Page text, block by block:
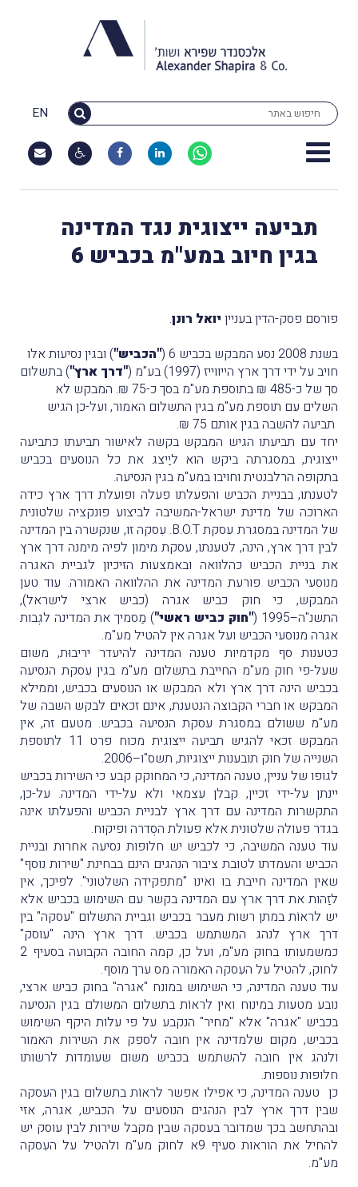
EN
תביעה ייצוגית נגד המדינה
בגין חיוב במע"מ בכביש 6
פורסם פסק-הדין בעניין יואל רונן.
בשנת 2008 נסע המבקש בכביש 6 (
"הכביש") ובגין נסיעות אלו
חויב על ידי דרך ארץ הייווייז (1997) בע"מ (
"דרך ארץ") בתשלום
סך של כ-485 ₪ בתוספת מע"מ בסך כ-75 ₪. המבקש לא
השלים עם תוספת מע"מ בגין התשלום האמור, ועל-כן הגיש
תביעה להשבה בגין אותם 75 ₪.
יחד עם תביעתו הגיש המבקש בקשה לאישור תביעתו כתביעה
ייצוגית, במסגרתה ביקש הוא ליַיצג את כל הנוסעים בכביש
בתקופה הרלבנטית וחויבו במע"מ בגין הנסיעה.
לטענתו, בבניית הכביש והפעלתו פעלה ופועלת דרך ארץ כידה
הארוכה של מדינת ישראל-המשיבה לביצוע פונקציה שלטונית
של המדינה במסגרת עסקתB.O.T. עִסקה זו, שנקשרה בין המדינה
לבין דרך ארץ, הינה, לטענתו, עסקת מימון לפיה מימנה דרך ארץ
את בניית הכביש כהלוואה ובאמצעות הזיכיון לגביית האגרה
מנוסעי הכביש פורעת המדינה את ההלוואה האמורה. עוד טען
המבקש, כי חוק כביש אגרה (כביש ארצי לישראל),
התשנ"ה–1995 (
"חוק כביש ראשי") מַסמיך את המדינה לגְבות
אגרה מנוסעי הכביש ועל אגרה אין להטיל מע"מ.
כטענות סף מקדמיות טענה המדינה להיעדר יריבוּת, משום
שעל-פי חוק מע"מ החייבת בתשלום מע"מ בגין עסקת הנסיעה
בכביש הינה דרך ארץ ולא המבקש או הנוסעים בכביש, וממילא
המבקש או חברי הקבוצה הנטענת, אינם זכאים לבקש השבה של
מע"מ ששולם במסגרת עסקת הנסיעה בכביש. מטעם זה, אין
המבקש זכאי להגיש תביעה ייצוגית מכוח פרט 11 לתוספת
השנייה של חוק תובענות ייצוגיות, תשס"ו–2006.
לגופו של עניין, טענה המדינה, כי המחוקק קבע כי השירות בכביש
יינתן על-ידי זכיין, קבלן עצמאי ולא על-ידי המדינה. על-כן,
התקשרות המדינה עם דרך ארץ לבניית הכביש והפעלתו אינה
בגדר פעולה שלטונית אלא פעולת הסְדרה ופיקוח.
עוד טענה המשיבה, כי לכביש יש חלופות נסיעה אחרות ובניית
הכביש והעמדתו לטובת ציבור הנהגים הינם בבחינת "שירות נוסף"
שאין המדינה חייבת בו ואינו "מתפקידה השלטוני". לפיכך, אין
לזַהות את דרך ארץ עם המדינה בקשר עם השימוש בכביש אלא
יש לראוֹת במתן רשות מעבר בכביש וגביית התשלום "עסקה" בין
דרך ארץ לנהג המשתמש בכביש. דרך ארץ הינה "עוסק"
כמשמעותו בחוק מע"מ, ועל כן, קמה החובה הקבועה בסעיף 2
לחוק, להטיל על העִסקה האמורה מס ערך מוסף.
עוד טענה המדינה, כי השימוש במונח "אגרה" בחוק כביש ארצי,
נובע מטעות במינוח ואין לראוֹת בתשלום המשולם בגין הנסיעה
בכביש "אגרה" אלא "מחיר" הנקבע על פי עלות היקף השימוש
בכביש, מקום שלמדינה אין חובה לספק את השירות האמור
ולנהג אין חובה להשתמש בכביש משום שעומדות לרשותו
חלופות נוספות.
כן טענה המדינה, כי אפילו אפשר לראוֹת בתשלום בגין העסקה
שבין דרך ארץ לבין הנהגים הנוסעים על הכביש, אגרה, אזי
ובהתחשב בכך שמדובר בעסקה שבין מקבל שירות לבין עוסק יש
להחיל את הוראות סעיף 9א לחוק מע"מ ולהטיל על העִסקה
מע"מ.